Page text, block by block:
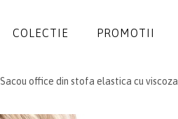
COLECTIE PROMOTII
Sacou office din stofa elastica cu viscoza